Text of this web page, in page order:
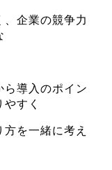
企業の競争力
ら導入のポイン
すく
を一緒に考え